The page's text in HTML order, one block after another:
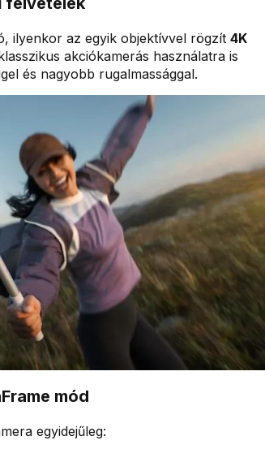
ilyenkor az egyik objektívvel rögzít 4K
akciókamerás használatra is
és nagyobb rugalmassággal.
mód
egyidejűleg: